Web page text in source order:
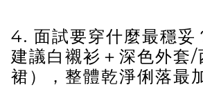
4. 面試要穿什麼最穩妥
建議白襯衫＋深色外套/
裙），整體乾淨俐落最